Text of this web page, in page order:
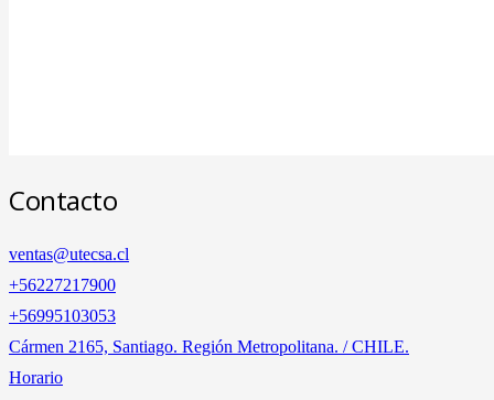
Contacto
ventas@utecsa.cl
+56227217900
‎+56995103053
Cármen 2165, Santiago. Región Metropolitana. / CHILE.
Horario